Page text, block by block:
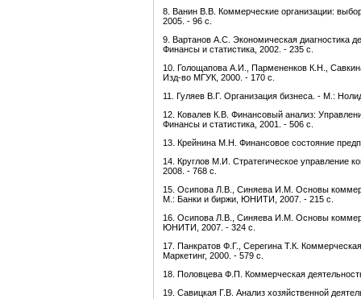
8. Ванин В.В. Коммерческие организации:
2005. - 96 с.
9. Вартанов А.С. Экономическая диагностика
Финансы и статистика, 2002. - 235 с.
10. Голощапова А.И., Пармененков К.Н.,
Изд-во МГУК, 2000. - 170 с.
11. Гуляев В.Г. Организация бизнеса. - М.:
12. Ковалев К.В. Финансовый анализ:
Финансы и статистика, 2001. - 506 с.
13. Крейнина М.Н. Финансовое состояние
14. Круглов М.И. Стратегическое управление
2008. - 768 с.
15. Осипова Л.В., Синяева И.М. Основы
М.: Банки и биржи, ЮНИТИ, 2007. - 215 с.
16. Осипова Л.В., Синяева И.М. Основы
ЮНИТИ, 2007. - 324 с.
17. Панкратов Ф.Г., Серегина Т.К.
Маркетинг, 2000. - 579 с.
18. Половцева Ф.П. Коммерческая
19. Савицкая Г.В. Анализ хозяйственной